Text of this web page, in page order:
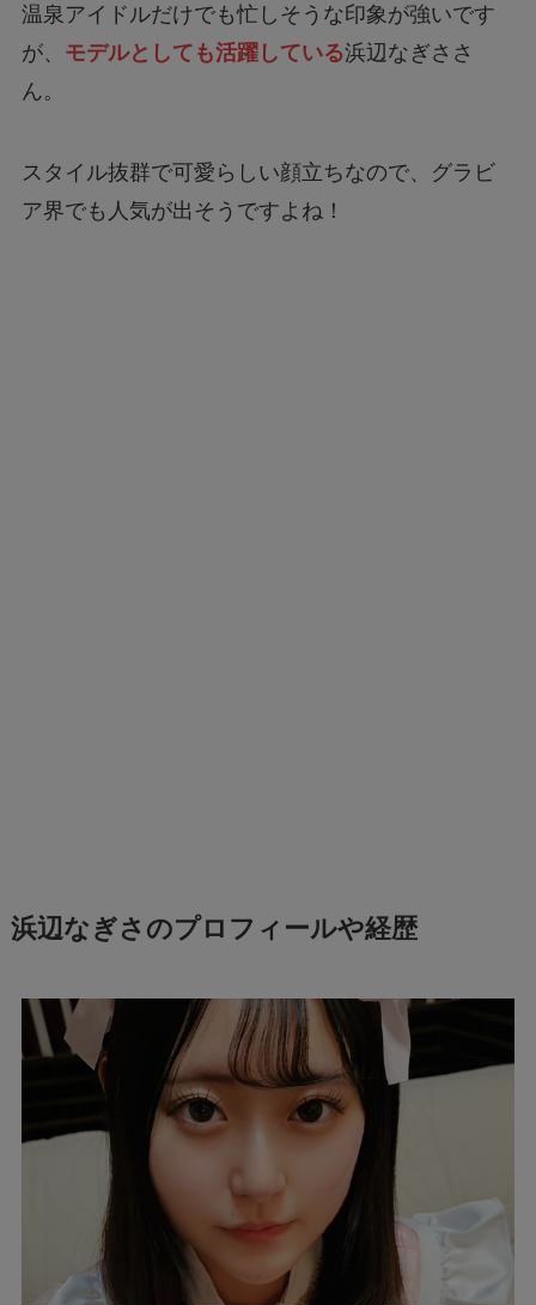
温泉アイドルだけでも忙しそうな印象が強いです
が、 モデルとしても活躍している浜辺なぎささ
ん。
スタイル抜群で可愛らしい顔立ちなので、グラビ
ア界でも人気が出そうですよね！
浜辺なぎさのプロフィールや経歴